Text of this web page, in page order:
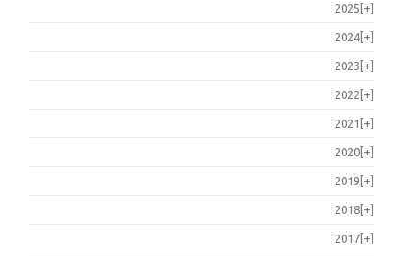
[+]
2025
[+]
2024
[+]
2023
[+]
2022
[+]
2021
[+]
2020
[+]
2019
[+]
2018
[+]
2017